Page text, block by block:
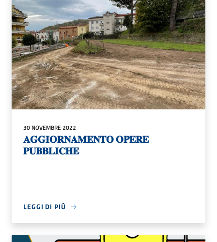
30 NOVEMBRE 2022
𝐀𝐆𝐆𝐈𝐎𝐑𝐍𝐀𝐌𝐄𝐍𝐓𝐎 𝐎𝐏𝐄𝐑𝐄
𝐏𝐔𝐁𝐁𝐋𝐈𝐂𝐇𝐄
LEGGI DI PIÙ